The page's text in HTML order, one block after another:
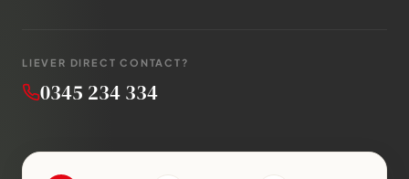
LIEVER DIRECT CONTACT?
0345 234 334